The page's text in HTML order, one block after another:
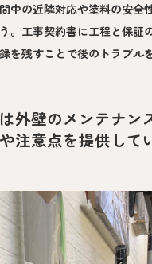
中の近隣対応や塗料の安全
。工事契約書に工程と保証
を残すことで後のトラブル
外壁のメンテナン
注意点を提供して